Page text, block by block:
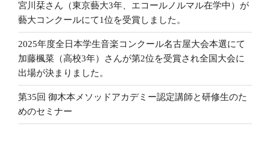
宮川栞さん（東京藝大3年、エコールノルマル在学中）が
藝大コンクールにて1位を受賞しました。
2025年度全日本学生音楽コンクール名古屋大会本選にて
加藤楓菜（高校3年）さんが第2位を受賞され全国大会に
出場が決まりました。
第35回 御木本メソッドアカデミー認定講師と研修生のた
めのセミナー